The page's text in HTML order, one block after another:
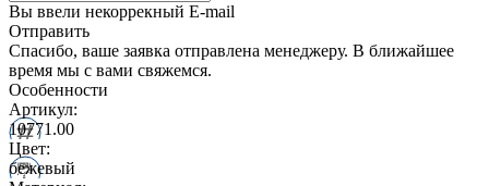
Вы ввели некоррекный E-mail
Отправить
Спасибо, ваше заявка отправлена менеджеру. В ближайшее
время мы с вами свяжемся.
Особенности
Артикул:
10771.00
Цвет:
бежевый